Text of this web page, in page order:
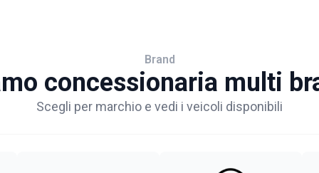
Brand
concessionaria multi
Scegli per marchio e vedi i veicoli disponibili